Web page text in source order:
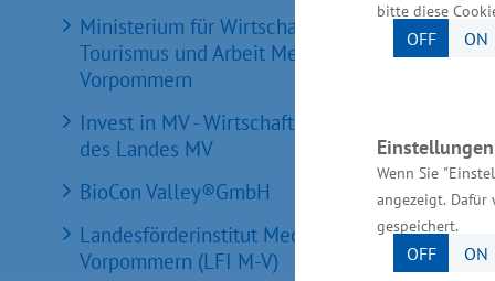
bitte diese
OFF ON
Wenn Sie
angezeigt.
gespeichert.
OFF ON
Ministerium für Wirtschaft, Infrastruktur,
Tourismus und Arbeit Mecklenburg-
Vorpommern
Invest in MV - Wirtschaftsfördergesellschaft
des Landes MV
BioCon Valley®GmbH
Landesförderinstitut Mecklenburg-
Vorpommern (LFI M-V)